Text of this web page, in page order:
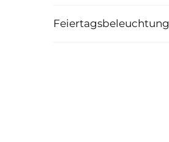
Feiertagsbeleuchtung